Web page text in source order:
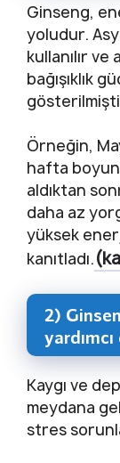
Ginseng,
yoludur.
kullanılır
bağışıklık
Örneğin,
hafta
aldıktan
daha az
yüksek
kanıtladı.
2)
Kaygı ve
meydana
stres